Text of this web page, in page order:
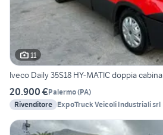
11
Iveco Daily 35S18 HY-MATIC doppia cabina
20.900 €Palermo(PA)
Rivenditore ExpoTruck Veicoli Industriali srl